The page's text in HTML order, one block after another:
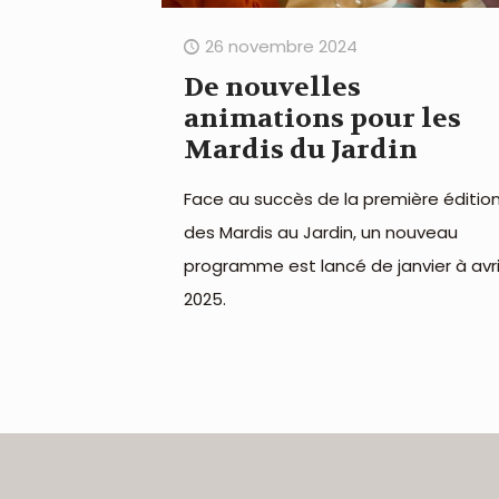
26 novembre 2024
De nouvelles
animations pour les
Mardis du Jardin
Face au succès de la première
des Mardis au Jardin, un nouveau
programme est lancé de janvier à
2025.